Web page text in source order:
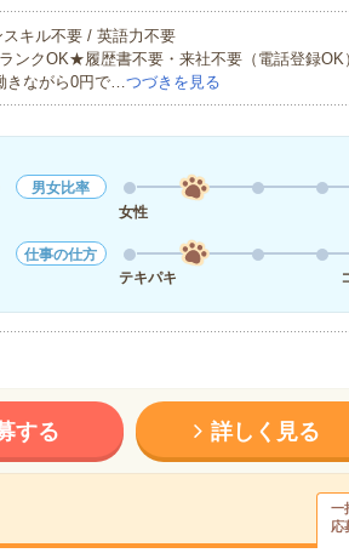
キル不要 / 英語力不要
ンクOK★履歴書不要・来社不要（電話登録
きながら0円で…つづきを見る
男女比率
女性
仕事の仕方
テキパキ
する 詳しく見る
一
応